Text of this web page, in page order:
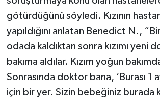
götürdüğünü söyledi. Kızının
yapıldığını anlatan Benedict N.,
odada kaldıktan sonra kızımı yeni
bakıma aldılar. Kızım yoğun
Sonrasında doktor bana, ‘Burası 1
için bir yer. Sizin bebeğiniz burada